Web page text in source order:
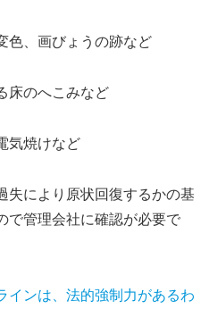
色、画びょうの跡など
床のへこみなど
気焼けなど
失により原状回復するかの基
で管理会社に確認が必要で
インは、法的強制力があるわ